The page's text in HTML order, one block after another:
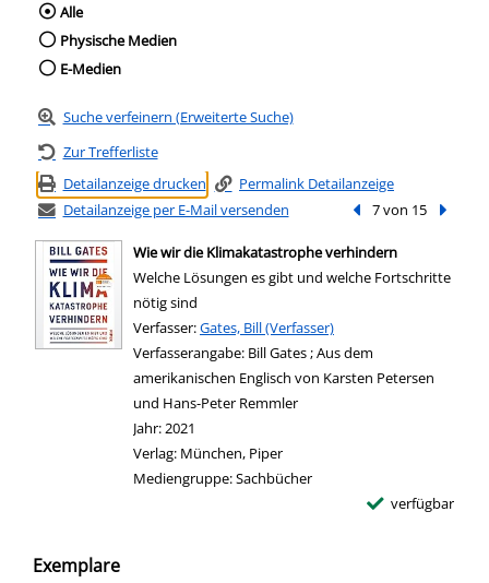
Wählen Sie die Medienart nach der Sie
Alle
Physische Medien
E-Medien
Suche verfeinern (Erweiterte Suche)
Zur Trefferliste
Detailanzeige drucken
Permalink Detailanzeige
Detailanzeige per E-Mail versenden
Vorheriger Treffer
7 von 15
Wie wir die Klimakatastrophe verhindern
Welche Lösungen es gibt und welche Fortschritte
nötig sind
Verfasser:Suche nach diesem Verfasser
Gates, Bill (Verfasser)
Verfasserangabe: Bill Gates ; Aus dem
amerikanischen Englisch von Karsten Petersen
und Hans-Peter Remmler
Jahr:2021
Verlag: München, Piper
Mediengruppe:Sachbücher
verfügbar
Exemplare